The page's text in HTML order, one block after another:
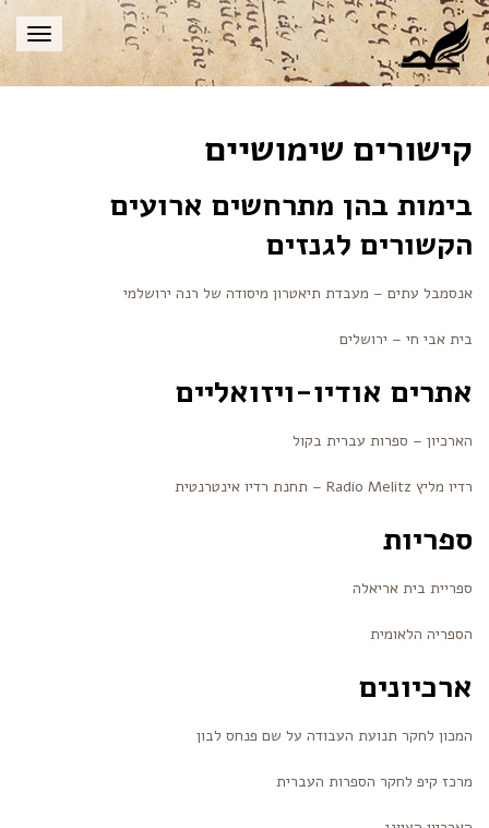
תפריט
קישורים שימושיים
בימות בהן מתרחשים ארועים
הקשורים לגנזים
אנסמבל עתים – מעבדת תיאטרון מיסודה של רנה ירושלמי
בית אבי חי – ירושלים
אתרים אודיו-ויזואליים
הארכיון – ספרות עברית בקול
רדיו מליץ Radio Melitz – תחנת רדיו אינטרנטית
ספריות
ספריית בית אריאלה
הספריה הלאומית
ארכיונים
המכון לחקר תנועת העבודה על שם פנחס לבון
מרכז קיפ לחקר הספרות העברית